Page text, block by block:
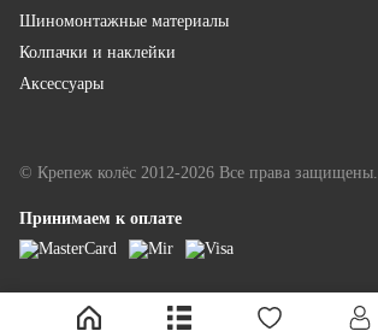
Шиномонтажные материалы
Колпачки и наклейки
Аксессуары
© Крепеж колёс 2012-2026 Все права защищены.
Принимаем к оплате